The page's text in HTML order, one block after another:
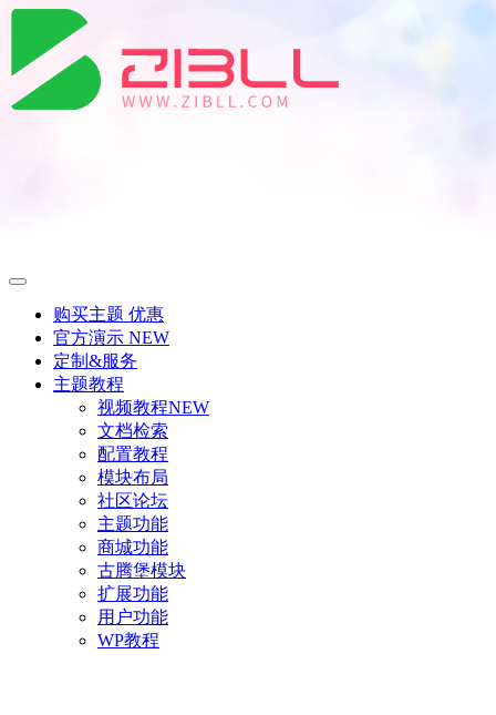
购买主题 优惠
官方演示 NEW
定制&服务
主题教程
视频教程NEW
文档检索
配置教程
模块布局
社区论坛
主题功能
商城功能
古腾堡模块
扩展功能
用户功能
WP教程